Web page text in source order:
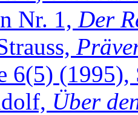
Nr. 1, Der
6(5) (1995),
Über